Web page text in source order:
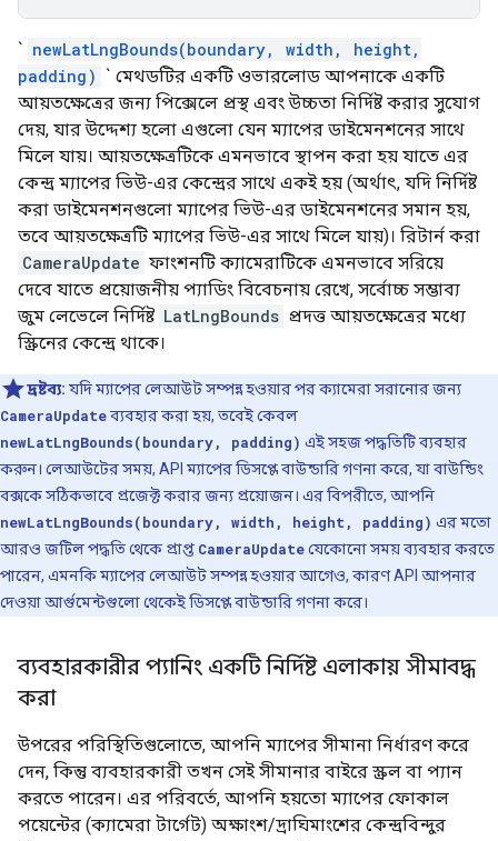
` newLatLngBounds(boundary, width, height,
padding) ` মেথডটির একটি ওভারলোড আপনাকে একটি
আয়তক্ষেত্রের জন্য পিক্সেলে প্রস্থ এবং উচ্চতা নির্দিষ্ট করার সুযোগ
দেয়, যার উদ্দেশ্য হলো এগুলো যেন ম্যাপের ডাইমেনশনের সাথে
মিলে যায়। আয়তক্ষেত্রটিকে এমনভাবে স্থাপন করা হয় যাতে এর
কেন্দ্র ম্যাপের ভিউ-এর কেন্দ্রের সাথে একই হয় (অর্থাৎ, যদি নির্দিষ্ট
করা ডাইমেনশনগুলো ম্যাপের ভিউ-এর ডাইমেনশনের সমান হয়,
তবে আয়তক্ষেত্রটি ম্যাপের ভিউ-এর সাথে মিলে যায়)। রিটার্ন করা
CameraUpdate ফাংশনটি ক্যামেরাটিকে এমনভাবে সরিয়ে
দেবে যাতে প্রয়োজনীয় প্যাডিং বিবেচনায় রেখে, সর্বোচ্চ সম্ভাব্য
জুম লেভেলে নির্দিষ্ট LatLngBounds প্রদত্ত আয়তক্ষেত্রের মধ্যে
স্ক্রিনের কেন্দ্রে থাকে।
দ্রষ্টব্য: যদি ম্যাপের লেআউট সম্পন্ন হওয়ার পর ক্যামেরা সরানোর জন্য
CameraUpdateব্যবহার করা হয়, তবেই কেবল
newLatLngBounds(boundary, padding) এই সহজ পদ্ধতিটি ব্যবহার
করুন। লেআউটের সময়, API ম্যাপের ডিসপ্লে বাউন্ডারি গণনা করে, যা বাউন্ডিং
বক্সকে সঠিকভাবে প্রজেক্ট করার জন্য প্রয়োজন। এর বিপরীতে, আপনি
newLatLngBounds(boundary, width, height, padding) এর মতো
আরও জটিল পদ্ধতি থেকে প্রাপ্ত CameraUpdateযেকোনো সময় ব্যবহার করতে
পারেন, এমনকি ম্যাপের লেআউট সম্পন্ন হওয়ার আগেও, কারণ API আপনার
দেওয়া আর্গুমেন্টগুলো থেকেই ডিসপ্লে বাউন্ডারি গণনা করে।
ব্যবহারকারীর প্যানিং একটি নির্দিষ্ট এলাকায় সীমাবদ্ধ
করা
উপরের পরিস্থিতিগুলোতে, আপনি ম্যাপের সীমানা নির্ধারণ করে
দেন, কিন্তু ব্যবহারকারী তখন সেই সীমানার বাইরে স্ক্রল বা প্যান
করতে পারেন। এর পরিবর্তে, আপনি হয়তো ম্যাপের ফোকাল
পয়েন্টের (ক্যামেরা টার্গেট) অক্ষাংশ/দ্রাঘিমাংশের কেন্দ্রবিন্দুর